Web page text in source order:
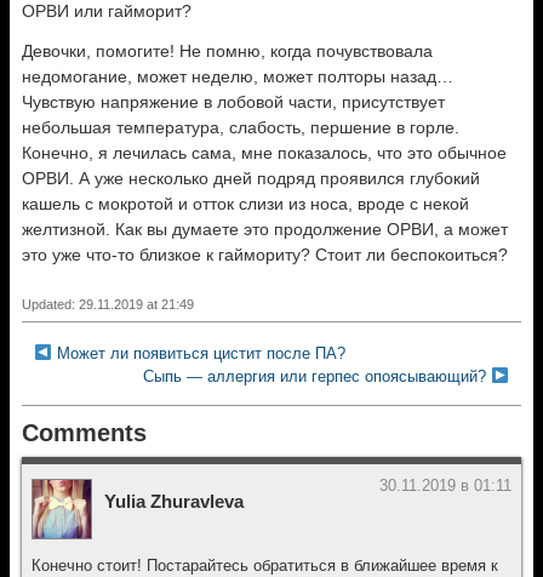
ОРВИ или гайморит?
Девочки, помогите! Не помню, когда почувствовала
недомогание, может неделю, может полторы назад…
Чувствую напряжение в лобовой части, присутствует
небольшая температура, слабость, першение в горле.
Конечно, я лечилась сама, мне показалось, что это обычное
ОРВИ. А уже несколько дней подряд проявился глубокий
кашель с мокротой и отток слизи из носа, вроде с некой
желтизной. Как вы думаете это продолжение ОРВИ, а может
это уже что-то близкое к гаймориту? Стоит ли беспокоиться?
Updated: 29.11.2019 at 21:49
Может ли появиться цистит после ПА?
Сыпь — аллергия или герпес опоясывающий?
Comments
Yulia Zhuravleva
30.11.2019 в 01:11
Конечно стоит! Постарайтесь обратиться в ближайшее время к